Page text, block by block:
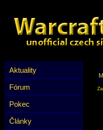
Aktuality
Fórum
Pokec
Články